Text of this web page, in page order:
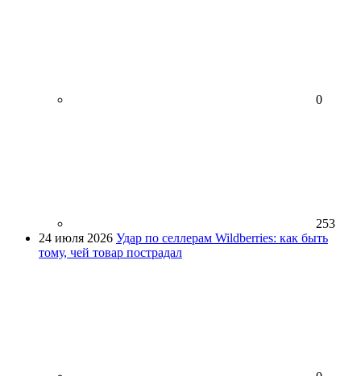
0
253
24 июля 2026 Удар по селлерам Wildberries: как быть
тому, чей товар пострадал